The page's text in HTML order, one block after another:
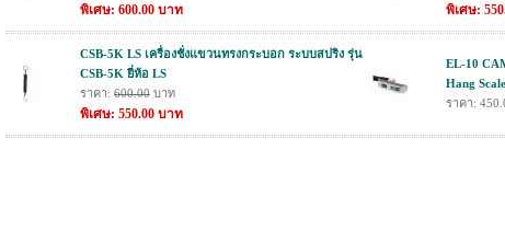
พิเศษ: 600.00 บาท พิเศษ:
CSB-5K LS เครื่องชั่งแขวนทรงกระบอก ระบบสปริง รุ่น
CSB-5K ยี่ห้อ LS
ราคา: 600.00 บาท
พิเศษ: 550.00 บาท
EL-10
Hang
ราคา: